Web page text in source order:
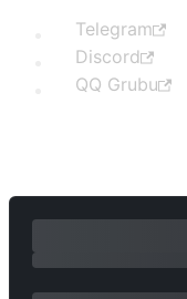
Telegram
Discord
QQ Grubu